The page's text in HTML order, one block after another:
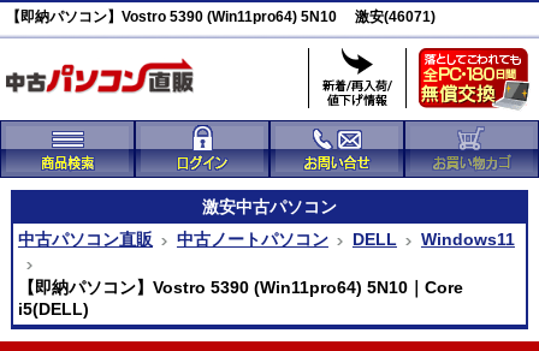
【即納パソコン】Vostro 5390 (Win11pro64) 5N10 激安(46071)
激安中古パソコン
中古パソコン直販
中古ノートパソコン DELL Windows11
【即納パソコン】Vostro 5390 (Win11pro64) 5N10｜Core
i5(DELL)